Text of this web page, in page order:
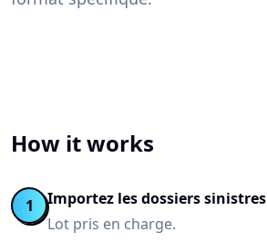
How it works
1
Importez les dossiers sinistres
Lot pris en charge.